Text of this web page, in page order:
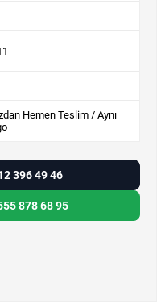
Hemen Teslim / Aynı
396 49 46
878 68 95